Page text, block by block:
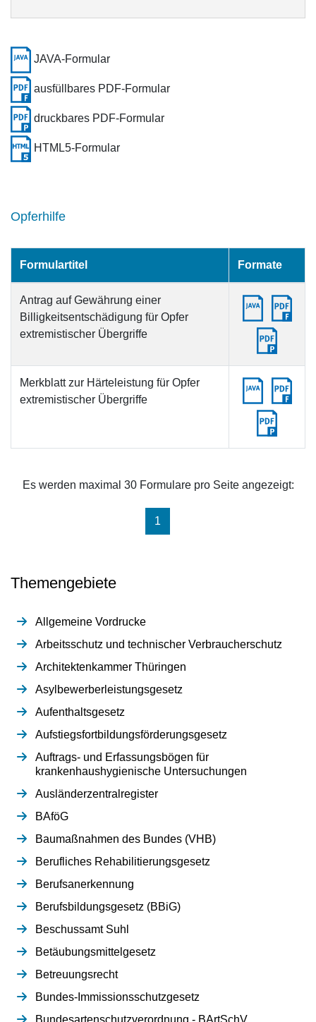
JAVA-Formular
ausfüllbares PDF-Formular
druckbares PDF-Formular
HTML5-Formular
Opferhilfe
Formulartitel Formate
Antrag auf Gewährung einer
Billigkeitsentschädigung für Opfer
extremistischer Übergriffe
Merkblatt zur Härteleistung für Opfer
extremistischer Übergriffe
Es werden maximal 30 Formulare pro Seite angezeigt:
1
Themengebiete
Allgemeine Vordrucke
Arbeitsschutz und technischer Verbraucherschutz
Architektenkammer Thüringen
Asylbewerberleistungsgesetz
Aufenthaltsgesetz
Aufstiegsfortbildungsförderungsgesetz
Auftrags- und Erfassungsbögen für
krankenhaushygienische Untersuchungen
Ausländerzentralregister
BAföG
Baumaßnahmen des Bundes (VHB)
Berufliches Rehabilitierungsgesetz
Berufsanerkennung
Berufsbildungsgesetz (BBiG)
Beschussamt Suhl
Betäubungsmittelgesetz
Betreuungsrecht
Bundes-Immissionsschutzgesetz